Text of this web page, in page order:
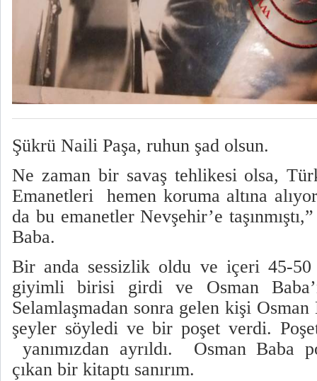
Şükrü Naili Paşa, ruhun şad olsun.
Ne zaman bir savaş tehlikesi olsa,
Emanetleri
hemen koruma altına
da bu emanetler Nevşehir’e
Baba.
Bir anda sessizlik oldu ve içeri 45-50
giyimli birisi girdi ve Osman
Selamlaşmadan sonra gelen kişi Osman
şeyler söyledi ve bir poşet verdi.
yanımızdan ayrıldı.
Osman Baba
çıkan bir kitaptı sanırım.